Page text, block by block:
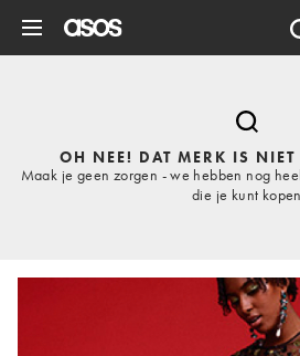
OH NEE! DAT MERK IS
Maak je geen zorgen - we hebben nog
die je kunt kopen